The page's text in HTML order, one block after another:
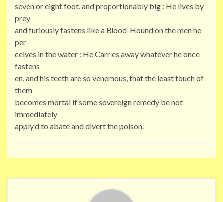
seven or eight foot, and proportionably big : He lives by
prey
and furiously fastens like a Blood-Hound on the men he
per-
ceives in the water : He Carries away whatever he once
fastens
en, and his teeth are so venemous, that the least touch of
them
becomes mortal if some sovereign remedy be not
immediately
apply’d to abate and divert the poison.